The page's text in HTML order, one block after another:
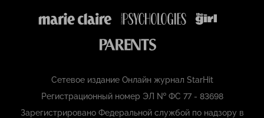
Сетевое издание Онлайн журнал StarHit
Регистрационный номер ЭЛ № ФС 77 - 83698
Зарегистрировано Федеральной службой по надзору в